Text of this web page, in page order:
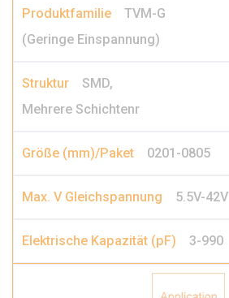
TVM-G
(Geringe Einspannung)
SMD,
Mehrere Schichtenr
0201-0805
5.5V-42V
3-990